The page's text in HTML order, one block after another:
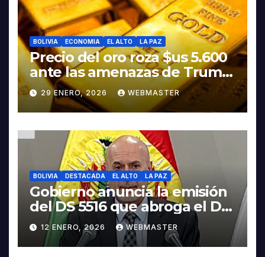
BOLIVIA ECONOMIA EL ALTO LA PAZ
Precio del oro roza $us 5.600
ante las amenazas de Trump
contra Irán
29 ENERO, 2026 WEBMASTER
BOLIVIA DESTACADA EL ALTO LA PAZ
Gobierno anuncia la emisión
del DS 5516 que abroga el DS
5503
12 ENERO, 2026 WEBMASTER